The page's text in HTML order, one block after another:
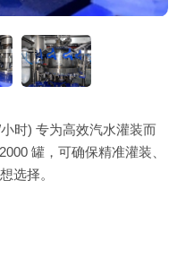
时) 专为高效汽水灌装而
罐，可确保精准灌装、
选择。